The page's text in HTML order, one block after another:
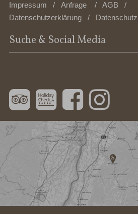
Impressum
Anfrage
AGB
Datenschutzerklärung
Suche & Social Media